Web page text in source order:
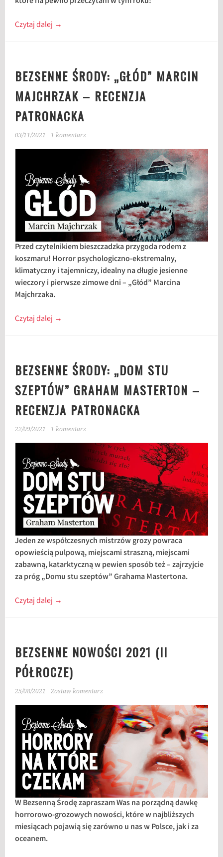
Czytaj dalej →
BEZSENNE ŚRODY: „GŁÓD” MARCIN
MAJCHRZAK – RECENZJA
PATRONACKA
03/11/2021 1 komentarz
Przed czytelnikiem bieszczadzka przygoda rodem z
koszmaru! Horror psychologiczno-ekstremalny,
klimatyczny i tajemniczy, idealny na długie jesienne
wieczory i pierwsze zimowe dni – „Głód” Marcina
Majchrzaka.
Czytaj dalej →
BEZSENNE ŚRODY: „DOM STU
SZEPTÓW” GRAHAM MASTERTON –
RECENZJA PATRONACKA
22/09/2021 1 komentarz
Jeden ze współczesnych mistrzów grozy powraca
opowieścią pulpową, miejscami straszną, miejscami
zabawną, katarktyczną w pewien sposób też – zajrzyjcie
za próg „Domu stu szeptów” Grahama Mastertona.
Czytaj dalej →
BEZSENNE NOWOŚCI 2021 (II
PÓŁROCZE)
25/08/2021 Zostaw komentarz
W Bezsenną Środę zapraszam Was na porządną dawkę
horrorowo-grozowych nowości, które w najbliższych
miesiącach pojawią się zarówno u nas w Polsce, jak i za
oceanem.